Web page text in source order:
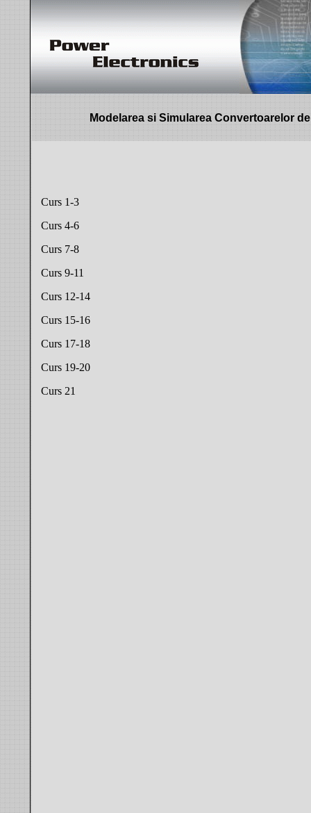
Modelarea si Simularea Convertoarelor
Curs 1-3
Curs 4-6
Curs 7-8
Curs 9-11
Curs 12-14
Curs 15-16
Curs 17-18
Curs 19-20
Curs 21